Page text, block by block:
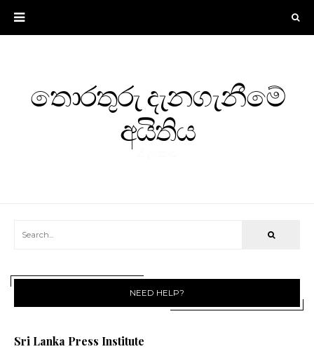
තොරතුරු දැනගැනීමේ
අයිතිය
NEED HELP?
Sri Lanka Press Institute